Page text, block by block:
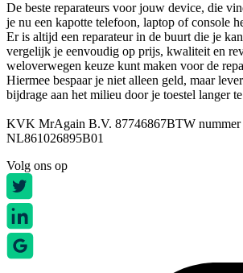
De beste reparateurs voor jouw device, die
je nu een kapotte telefoon, laptop of console
Er is altijd een reparateur in de buurt die je
vergelijk je eenvoudig op prijs, kwaliteit en
weloverwegen keuze kunt maken voor de
Hiermee bespaar je niet alleen geld, maar
bijdrage aan het milieu door je toestel langer
KVK MrAgain B.V. 87746867BTW
NL861026895B01
Volg ons op